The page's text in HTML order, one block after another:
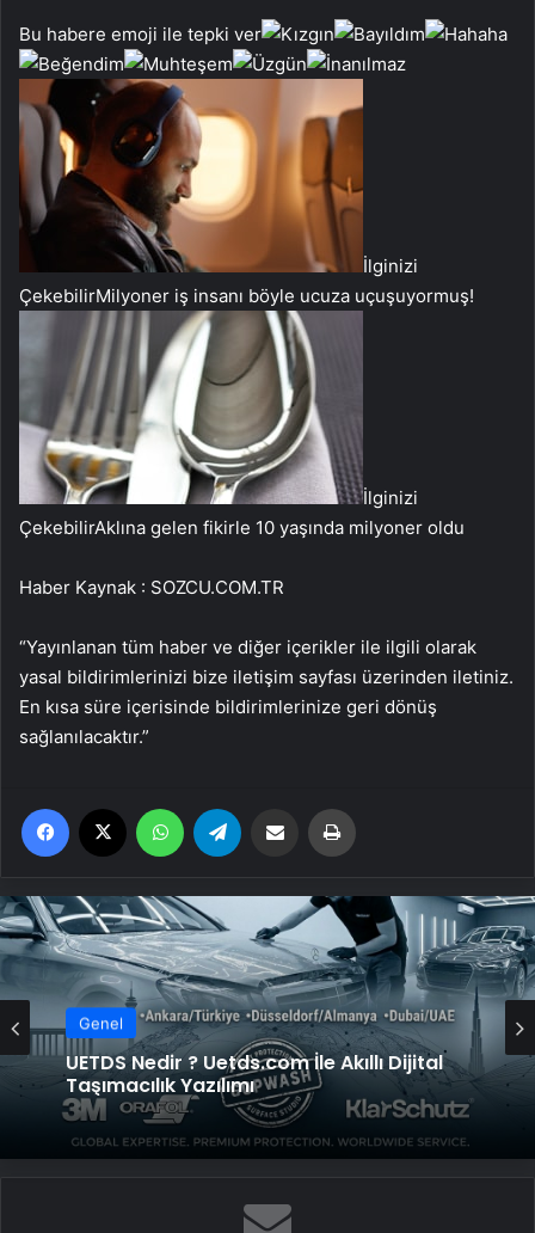
Bu habere emoji ile tepki ver
İlginizi
ÇekebilirMilyoner iş insanı böyle ucuza uçuşuyormuş!
İlginizi
ÇekebilirAklına gelen fikirle 10 yaşında milyoner oldu
Haber Kaynak : SOZCU.COM.TR
“Yayınlanan tüm haber ve diğer içerikler ile ilgili olarak
yasal bildirimlerinizi bize iletişim sayfası üzerinden iletiniz.
En kısa süre içerisinde bildirimlerinize geri dönüş
sağlanılacaktır.”
Facebook WhatsApp Email'den paylaş
Genel
Lastiksanayi.com: 2026 Mobil Kompresör
Seçim Rehberi ve Verimlilik Analizi